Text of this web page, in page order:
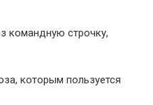
командную строчку,
которым пользуется